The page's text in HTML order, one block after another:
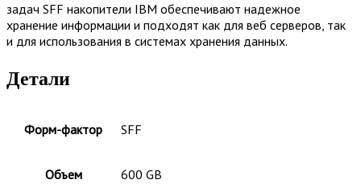
задач SFF накопители IBM обеспечивают надежное
хранение информации и подходят как для веб серверов, так
и для использования в системах хранения данных.
Детали
Форм-фактор SFF
Объем 600 GB